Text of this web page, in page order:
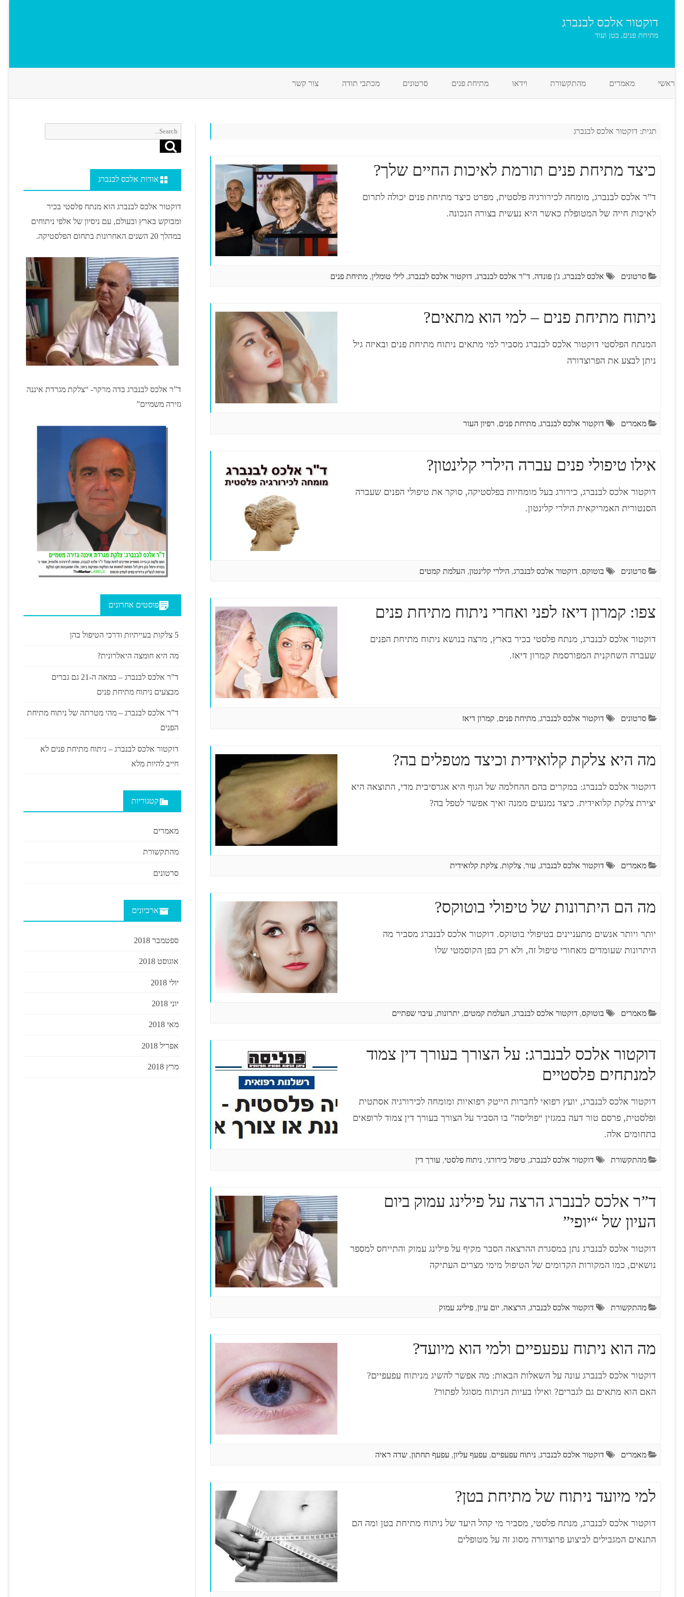
דוקטור אלכס לבנברג
מתיחת פנים, בטן ועוד
ראשי מאמרים מהתקשורת וידאו מתיחת פנים סרטונים מכתבי תודה צור קשר
תגית: דוקטור אלכס לבנברג
כיצד מתיחת פנים תורמת לאיכות החיים שלך?
ד”ר אלכס לבנברג, מומחה לכירורגיה פלסטית, מפרט כיצד מתיחת פנים יכולה לתרום
לאיכות חייה של המטופלת כאשר היא נעשית בצורה הנכונה.
סרטונים אלכס לבנברג, ג'ן פונדה, ד"ר אלכס לבנברג, דוקטור אלכס לבנברג, לילי טומלין, מתיחת פנים
ניתוח מתיחת פנים – למי הוא מתאים?
המנתח הפלסטי דוקטור אלכס לבנברג מסביר למי מתאים ניתוח מתיחת פנים ובאיזה גיל
ניתן לבצע את הפרוצדורה
מאמרים דוקטור אלכס לבנברג, מתיחת פנים, רפיון העור
אילו טיפולי פנים עברה הילרי קלינטון?
דוקטור אלכס לבנברג, כירורג בעל מומחיות בפלסטיקה, סוקר את טיפולי הפנים שעברה
הסנטורית האמריקאית הילרי קלינטון.
סרטונים בוטוקס, דוקטור אלכס לבנברג, הילרי קלינטון, העלמת קמטים
צפו: קמרון דיאז לפני ואחרי ניתוח מתיחת פנים
דוקטור אלכס לבנברג, מנתח פלסטי בכיר בארץ, מרצה בנושא ניתוח מתיחת הפנים
שעברה השחקנית המפורסמת קמרון דיאז.
סרטונים דוקטור אלכס לבנברג, מתיחת פנים, קמרון דיאז
מה היא צלקת קלואידית וכיצד מטפלים בה?
דוקטור אלכס לבנברג: במקרים בהם ההחלמה של הגוף היא אגרסיבית מדי, התוצאה היא
יצירת צלקת קלואידית. כיצד נמנעים ממנה ואיך אפשר לטפל בה?
מאמרים דוקטור אלכס לבנברג, עור, צלקות, צלקת קלואידית
מה הם היתרונות של טיפולי בוטוקס?
יותר ויותר אנשים מתעניינים בטיפולי בוטוקס. דוקטור אלכס לבנברג מסביר מה
היתרונות שעומדים מאחורי טיפול זה, ולא רק בפן הקוסמטי שלו
מאמרים בוטוקס, דוקטור אלכס לבנברג, העלמת קמטים, יתרונות, עיבוי שפתיים
דוקטור אלכס לבנברג: על הצורך בעורך דין צמוד
למנתחים פלסטיים
דוקטור אלכס לבנברג, יועץ רפואי לחברות הייטק רפואיות ומומחה לכירורגיה אסתטית
ופלסטית, פרסם טור דעה במגזין “פוליסה” בו הסביר על הצורך בעורך דין צמוד לרופאים
בתחומים אלה.
מהתקשורת דוקטור אלכס לבנברג, טיפול כירורגי, ניתוח פלסטי, עורך דין
ד”ר אלכס לבנברג הרצה על פילינג עמוק ביום
העיון של “יופי”
דוקטור אלכס לבנברג נתן במסגרת ההרצאה הסבר מקיף על פילינג עמוק והתייחס למספר
נושאים, כמו המקורות הקדומים של הטיפול מימי מצרים העתיקה
מהתקשורת דוקטור אלכס לבנברג, הרצאה, יום עיון, פילינג עמוק
מה הוא ניתוח עפעפיים ולמי הוא מיועד?
דוקטור אלכס לבנברג עונה על השאלות הבאות: מה אפשר להשיג מניתוח עפעפיים?
האם הוא מתאים גם לגברים? ואילו בעיות הניתוח מסוגל לפתור?
מאמרים דוקטור אלכס לבנברג, ניתוח עפעפיים, עפעף עליון, עפעף תחתון, שדה ראיה
למי מיועד ניתוח של מתיחת בטן?
דוקטור אלכס לבנברג, מנתח פלסטי, מסביר מי קהל היעד של ניתוח מתיחת בטן ומה הם
התנאים המגבילים לביצוע פרוצדורה מסוג זה על מטופלים
Search
for:
Search
אודות אלכס לבנברג
דוקטור אלכס לבנברג הוא מנתח פלסטי בכיר
ומבוקש בארץ ובעולם, עם ניסיון של אלפי ניתוחים
במהלך 20 השנים האחרונות בתחום הפלסטיקה.
ד”ר אלכס לבנברג בדה מרקר- “צלקת מגרדת איננה
גזירה משמיים”
פוסטים אחרונים
5 צלקות בעייתיות ודרכי הטיפול בהן
מה היא חומצה היאלרונית?
ד”ר אלכס לבנברג – במאה ה-21 גם גברים
מבצעים ניתוח מתיחת פנים
ד”ר אלכס לבנברג – מהי מטרתה של ניתוח מתיחת
הפנים
דוקטור אלכס לבנברג – ניתוח מתיחת פנים לא
חייב להיות מלא
קטגוריות
מאמרים
מהתקשורת
סרטונים
ארכיונים
ספטמבר 2018
אוגוסט 2018
יולי 2018
יוני 2018
מאי 2018
אפריל 2018
מרץ 2018